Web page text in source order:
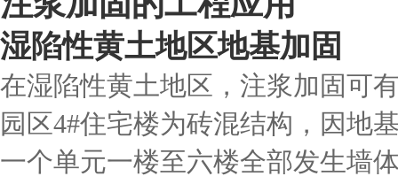
湿陷性黄土地区地基加固
在湿陷性黄土地区，注浆加固可
园区4#住宅楼为砖混结构，因地
一个单元一楼至六楼全部发生墙